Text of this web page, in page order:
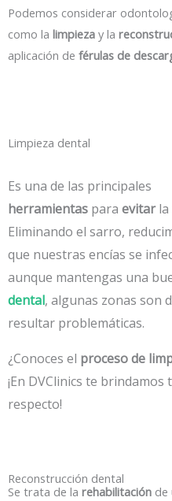
Podemos considerar
como la limpieza y la
aplicación de férulas de
Limpieza dental
Es una de las principales
herramientas para evitarla
Eliminando el sarro,
que nuestras encías se
aunque mantengas una
dental, algunas zonas son
resultar problemáticas.
¿Conoces el proceso de
¡En DVClinics te
respecto!
Reconstrucción dental
Se trata de la rehabilitación de